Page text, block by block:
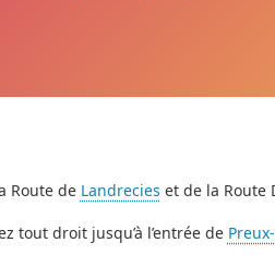
Route de Landrecies et de la Route
tout droit jusqu’à l’entrée de